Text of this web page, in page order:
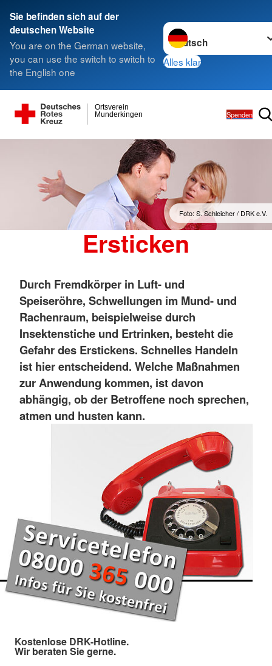
Sie befinden sich auf der
deutschen Website
You are on the German website,
you can use the switch to switch to
the English one
Sprache wechseln zu
Alles klar
Munderkingen
Ortsverein
Spenden
Foto: S. Schleicher / DRK e.V.
Ersticken
Durch Fremdkörper in Luft- und
Speiseröhre, Schwellungen im Mund- und
Rachenraum, beispielweise durch
Insektenstiche und Ertrinken, besteht die
Gefahr des Erstickens. Schnelles Handeln
ist hier entscheidend. Welche Maßnahmen
zur Anwendung kommen, ist davon
abhängig, ob der Betroffene noch sprechen,
atmen und husten kann.
Kostenlose DRK-Hotline.
Wir beraten Sie gerne.